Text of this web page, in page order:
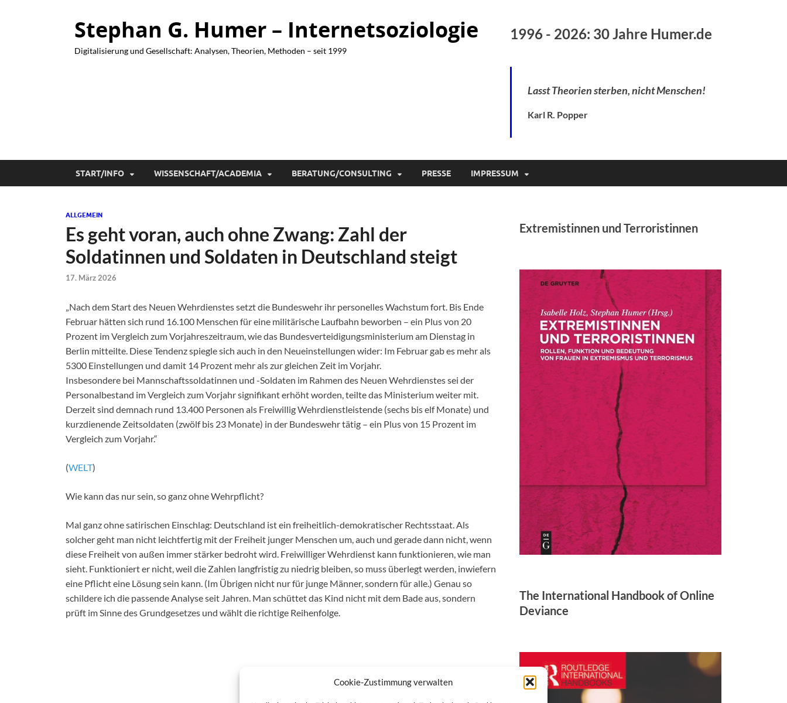
Cookie-Zustimmung verwalten
Stephan G. Humer – Internetsoziologie
Digitalisierung und Gesellschaft: Analysen, Theorien, Methoden – seit 1999
1996 - 2026: 30 Jahre Humer.de
Lasst Theorien sterben, nicht Menschen!
Karl R. Popper
START/INFO WISSENSCHAFT/ACADEMIA BERATUNG/CONSULTING PRESSE IMPRESSUM
ALLGEMEIN
Es geht voran, auch ohne Zwang: Zahl der
Soldatinnen und Soldaten in Deutschland steigt
17. März 2026
„Nach dem Start des Neuen Wehrdienstes setzt die Bundeswehr ihr personelles Wachstum fort. Bis Ende
Februar hätten sich rund 16.100 Menschen für eine militärische Laufbahn beworben – ein Plus von 20
Prozent im Vergleich zum Vorjahreszeitraum, wie das Bundesverteidigungsministerium am Dienstag in
Berlin mitteilte. Diese Tendenz spiegle sich auch in den Neueinstellungen wider: Im Februar gab es mehr als
5300 Einstellungen und damit 14 Prozent mehr als zur gleichen Zeit im Vorjahr.
Insbesondere bei Mannschaftssoldatinnen und -Soldaten im Rahmen des Neuen Wehrdienstes sei der
Personalbestand im Vergleich zum Vorjahr signifikant erhöht worden, teilte das Ministerium weiter mit.
Derzeit sind demnach rund 13.400 Personen als Freiwillig Wehrdienstleistende (sechs bis elf Monate) und
kurzdienende Zeitsoldaten (zwölf bis 23 Monate) in der Bundeswehr tätig – ein Plus von 15 Prozent im
Vergleich zum Vorjahr.“
(WELT)
Wie kann das nur sein, so ganz ohne Wehrpflicht?
Mal ganz ohne satirischen Einschlag: Deutschland ist ein freiheitlich-demokratischer Rechtsstaat. Als
solcher geht man nicht leichtfertig mit der Freiheit junger Menschen um, auch und gerade dann nicht, wenn
diese Freiheit von außen immer stärker bedroht wird. Freiwilliger Wehrdienst kann funktionieren, wie man
sieht. Funktioniert er nicht, weil die Zahlen langfristig zu niedrig bleiben, so muss überlegt werden, inwiefern
eine Pflicht eine Lösung sein kann. (Im Übrigen nicht nur für junge Männer, sondern für alle.) Genau so
schildere ich die passende Analyse seit Jahren. Man schüttet das Kind nicht mit dem Bade aus, sondern
prüft im Sinne des Grundgesetzes und wählt die richtige Reihenfolge.
Extremistinnen und Terroristinnen
The International Handbook of Online
Deviance